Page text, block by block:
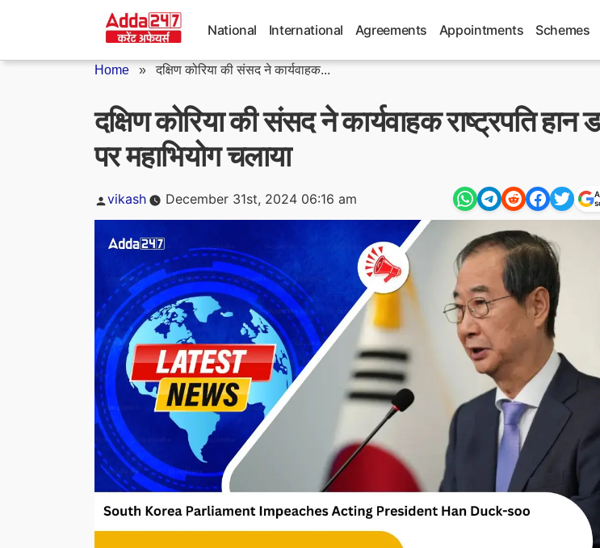
National International Agreements Appointments Schemes
Home »दक्षिण कोरिया की संसद ने कार्यवाहक...
दक्षिण कोरिया की संसद ने कार्यवाहक राष्ट्रपति
पर महाभियोग चलाया
Posted
vikash December 31st, 2024 06:16 am